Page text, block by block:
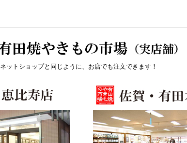
ネットショップと同じように、お店でも注文できます！